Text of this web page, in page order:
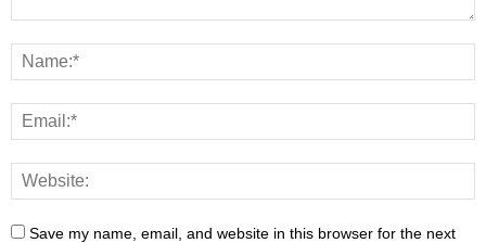
Save my name, email, and website in this browser for the next